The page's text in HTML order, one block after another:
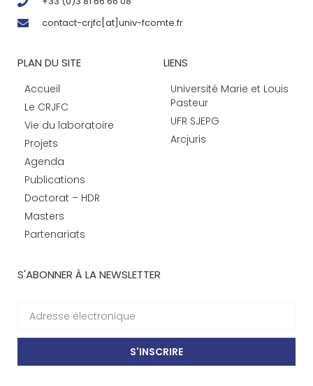
contact-crjfc[at]univ-fcomte.fr
PLAN DU SITE
Accueil
Le CRJFC
Vie du laboratoire
Projets
Agenda
Publications
Doctorat – HDR
Masters
Partenariats
LIENS
Université Marie et Louis
Pasteur
UFR SJEPG
Arcjuris
S'ABONNER À LA NEWSLETTER
S'INSCRIRE